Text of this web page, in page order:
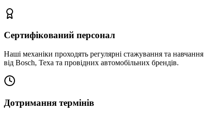
Сертифікований персонал
Наші механіки проходять регулярні стажування та навчання
від Bosch, Texa та провідних автомобільних брендів.
Дотримання термінів